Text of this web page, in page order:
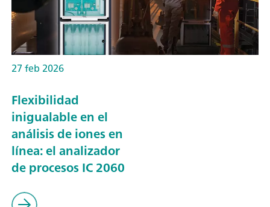
27 feb 2026
Flexibilidad
inigualable en el
análisis de iones en
línea: el analizador
de procesos IC 2060